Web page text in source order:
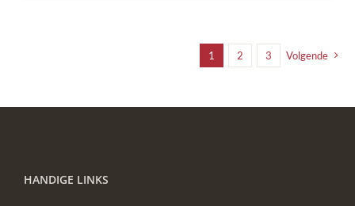
1 2 3 Volgende
HANDIGE LINKS